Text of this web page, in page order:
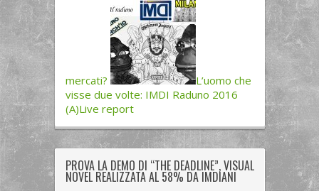
mercati?
L’uomo che
visse due volte: IMDI Raduno 2016
(A)Live report
PROVA LA DEMO DI “THE DEADLINE”, VISUAL
NOVEL REALIZZATA AL 58% DA IMDIANI